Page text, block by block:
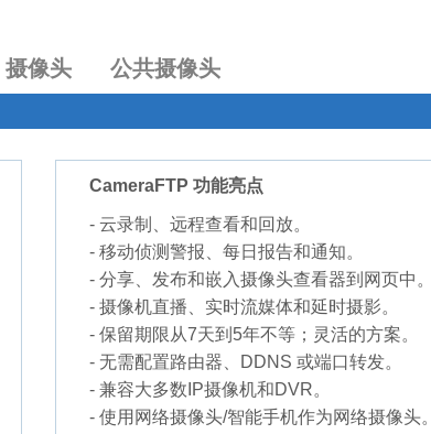
摄像头 公共摄像头
CameraFTP 功能亮点
- 云录制、远程查看和回放。
- 移动侦测警报、每日报告和通知。
- 分享、发布和嵌入摄像头查看器到网页中。
- 摄像机直播、实时流媒体和延时摄影。
- 保留期限从7天到5年不等；灵活的方案。
- 无需配置路由器、DDNS 或端口转发。
- 兼容大多数IP摄像机和DVR。
- 使用网络摄像头/智能手机作为网络摄像头。